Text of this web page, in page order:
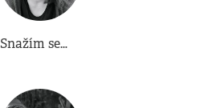
Snažím se…